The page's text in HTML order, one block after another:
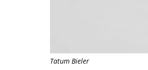
Tatum Bieler